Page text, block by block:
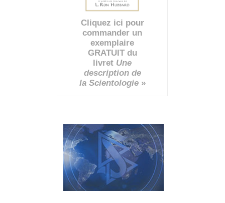
Cliquez ici pour
commander un
exemplaire
GRATUIT du
livret Une
description de
la Scientologie»